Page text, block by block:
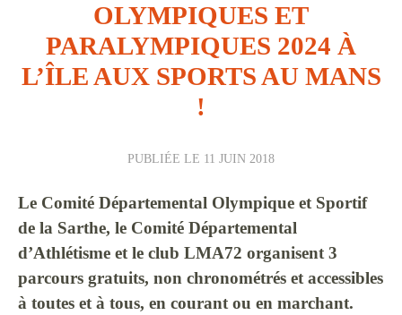
OLYMPIQUES ET
PARALYMPIQUES 2024 À
L’ÎLE AUX SPORTS AU MANS
!
PUBLIÉE LE 11 JUIN 2018
Le Comité Départemental Olympique et Sportif
de la Sarthe, le Comité Départemental
d’Athlétisme et le club LMA72 organisent 3
parcours gratuits, non chronométrés et accessibles
à toutes et à tous, en courant ou en marchant.